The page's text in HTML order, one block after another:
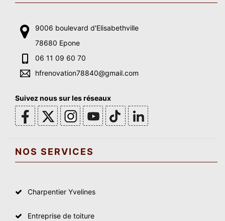
9006 boulevard d'Elisabethville
78680 Epone
06 11 09 60 70
hfrenovation78840@gmail.com
Suivez nous sur les réseaux
NOS SERVICES
Charpentier Yvelines
Entreprise de toiture